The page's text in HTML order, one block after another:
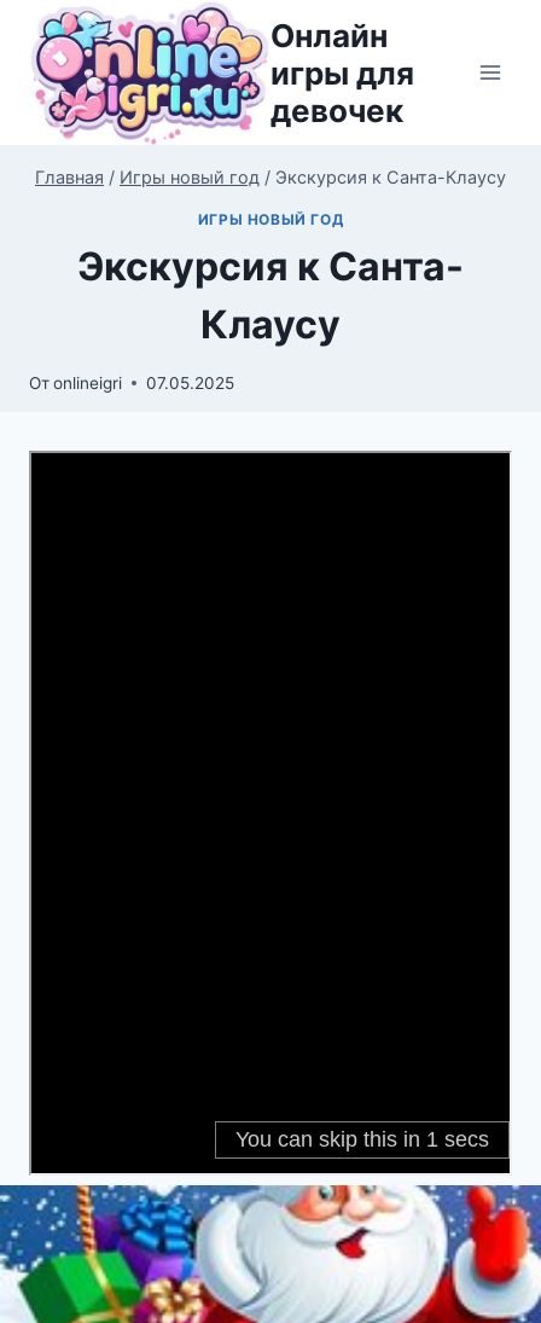
Перейти
содержимому
Онлайн
игры для
девочек
Главная / Игры новый год / Экскурсия к Санта-Клаусу
ИГРЫ НОВЫЙ ГОД
Экскурсия к Санта-
Клаусу
Отonlineigri 07.05.2025